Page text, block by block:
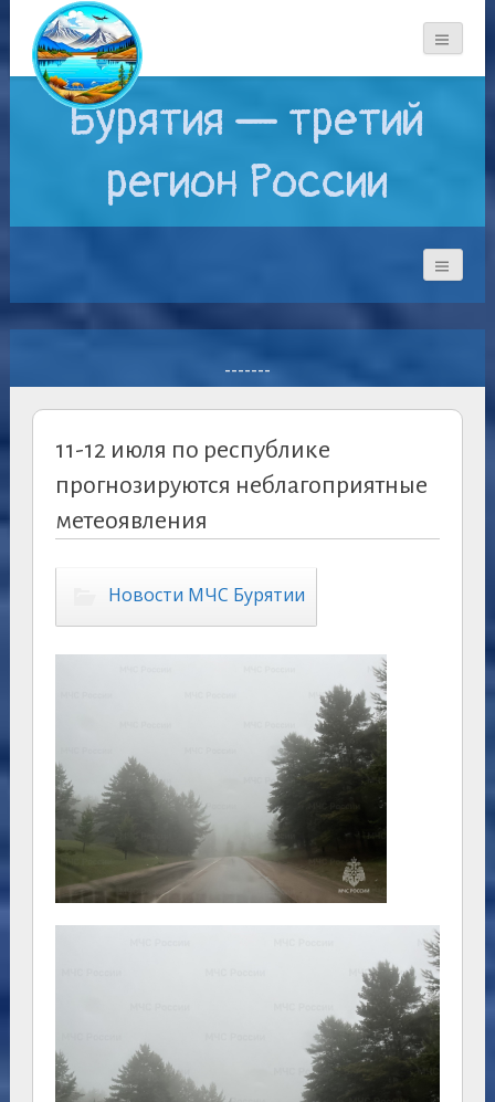
Бурятия — третий
регион России
-------
11-12 июля по республике
прогнозируются неблагоприятные
метеоявления
Новости МЧС Бурятии